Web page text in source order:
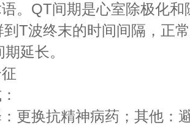
QT间期是心室除极化和
T波终末的时间间隔，正
延长。
换抗精神病药；其他：